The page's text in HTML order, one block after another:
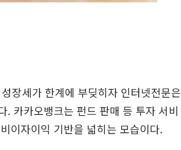
장세가 한계에 부딪히자 인터넷전문은
카카오뱅크는 펀드 판매 등 투자 서비
이자이익 기반을 넓히는 모습이다.